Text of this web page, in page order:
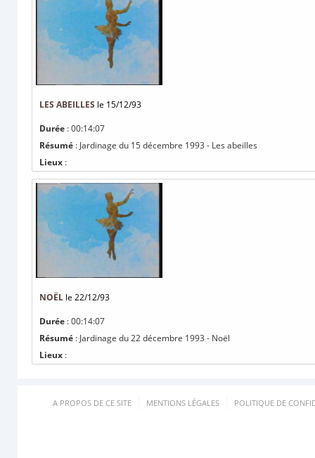
LES ABEILLES le 15/12/93
Durée : 00:14:07
Résumé : Jardinage du 15 décembre 1993 - Les abeilles
Lieux :
NOËL le 22/12/93
Durée : 00:14:07
Résumé : Jardinage du 22 décembre 1993 - Noël
Lieux :
A PROPOS DE CE SITE MENTIONS LÉGALES POLITIQUE DE